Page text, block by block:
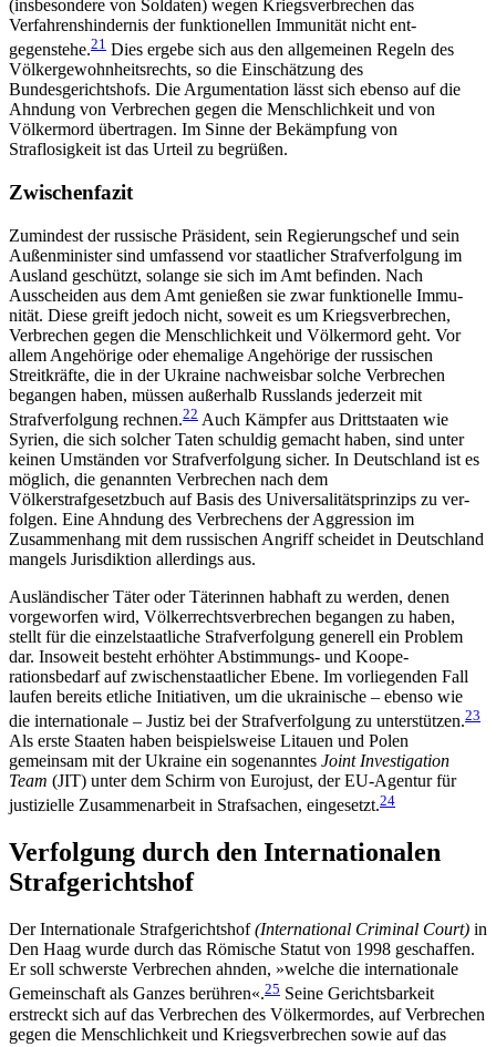
(insbesondere von Soldaten) wegen Kriegsverbrechen das
Verfahrens­hindernis der funktionellen Immunität nicht ent­
gegenstehe.21 Dies ergebe sich aus den allgemeinen Regeln des
Völkergewohnheitsrechts, so die Einschätzung des
Bundesgerichtshofs. Die Argumentation lässt sich ebenso auf die
Ahndung von Verbrechen gegen die Menschlichkeit und von
Völkermord über­tragen. Im Sinne der Bekämpfung von
Straflosigkeit ist das Urteil zu begrüßen.
Zwischenfazit
Zumindest der russische Präsident, sein Regierungschef und sein
Außenminister sind umfassend vor staatlicher Strafverfolgung im
Ausland geschützt, solange sie sich im Amt befinden. Nach
Ausscheiden aus dem Amt genießen sie zwar funktionelle Immu­
nität. Diese greift jedoch nicht, soweit es um Kriegs­verbrechen,
Verbrechen gegen die Menschlichkeit und Völkermord geht. Vor
allem Angehörige oder ehemalige Angehörige der russischen
Streitkräfte, die in der Ukraine nachweisbar solche Verbrechen
began­gen haben, müssen außerhalb Russlands jederzeit mit
Strafverfolgung rechnen.22 Auch Kämp­fer aus Dritt­staaten wie
Syrien, die sich solcher Taten schuldig gemacht haben, sind unter
keinen Umständen vor Strafverfolgung sicher. In Deutschland ist es
möglich, die genannten Verbrechen nach dem
Völkerstrafgesetzbuch auf Basis des Universalitätsprinzips zu ver­
folgen. Eine Ahndung des Verbrechens der Aggres­sion im
Zusammenhang mit dem russischen Angriff scheidet in Deutschland
mangels Juris­diktion aller­dings aus.
Ausländischer Täter oder Täterinnen habhaft zu werden, denen
vorgeworfen wird, Völkerrechts­verbrechen begangen zu haben,
stellt für die einzel­staatliche Strafverfolgung generell ein Problem
dar. Insoweit besteht erhöhter Abstimmungs- und Koope­
rationsbedarf auf zwischenstaatlicher Ebene. Im vor­liegenden Fall
laufen bereits etliche Initiativen, um die ukrainische – ebenso wie
die internationale – Justiz bei der Strafverfolgung zu unterstützen.23
Als erste Staaten haben beispielsweise Litauen und Polen
gemeinsam mit der Ukraine ein sogenanntes Joint Investigation
Team (JIT) unter dem Schirm von Eurojust, der EU-Agentur für
justizielle Zusammen­arbeit in Strafsachen, eingesetzt.24
Verfolgung durch den Inter­nationalen
Strafgerichtshof
Der Internationale Strafgerichtshof(International Criminal Court) in
Den Haag wurde durch das Römische Statut von 1998 geschaffen.
Er soll schwerste Verbrechen ahnden, »welche die internationale
Gemeinschaft als Ganzes berühren«.25 Seine Gerichtsbarkeit
erstreckt sich auf das Verbrechen des Völker­mordes, auf Verbrechen
gegen die Menschlichkeit und Kriegsverbrechen sowie auf das